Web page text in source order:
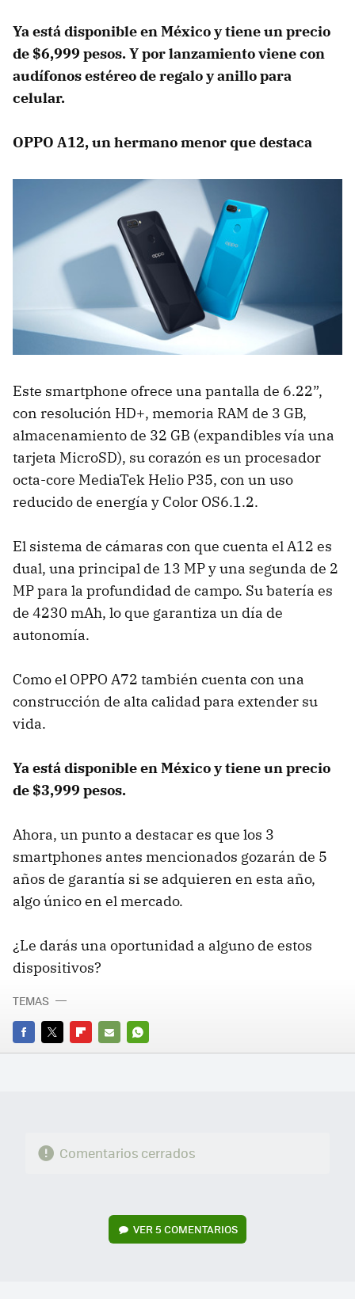
Ya está disponible en México y tiene un precio
de $6,999 pesos. Y por lanzamiento viene con
audífonos estéreo de regalo y anillo para
celular.
OPPO A12, un hermano menor que destaca
Este smartphone ofrece una pantalla de 6.22”,
con resolución HD+, memoria RAM de 3 GB,
almacenamiento de 32 GB (expandibles vía una
tarjeta MicroSD), su corazón es un procesador
octa-core MediaTek Helio P35, con un uso
reducido de energía y Color OS6.1.2.
El sistema de cámaras con que cuenta el A12 es
dual, una principal de 13 MP y una segunda de 2
MP para la profundidad de campo. Su batería es
de 4230 mAh, lo que garantiza un día de
autonomía.
Como el OPPO A72 también cuenta con una
construcción de alta calidad para extender su
vida.
Ya está disponible en México y tiene un precio
de $3,999 pesos.
Ahora, un punto a destacar es que los 3
smartphones antes mencionados gozarán de 5
años de garantía si se adquieren en esta año,
algo único en el mercado.
¿Le darás una oportunidad a alguno de estos
dispositivos?
FACEBOOK
TWITTERFLIPBOARD
E-
WHATSAPP
TEMAS
Comentarios cerrados
VER5 COMENTARIOS